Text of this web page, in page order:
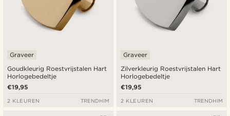
Goudkleurig Roestvrijstalen Hart
Horlogebedeltje
Graveer
€19,95
2 KLEUREN TRENDHIM
Zilverkleurig Roestvrijstalen Hart
Horlogebedeltje
Graveer
€19,95
2 KLEUREN TRENDHIM